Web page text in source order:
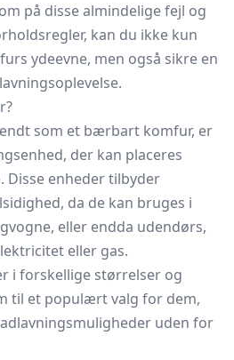
på disse almindelige fejl og
kan du ikke kun
ydeevne, men også sikre en
som et bærbart komfur, er
der kan placeres
Disse enheder tilbyder
da de kan bruges i
eller endda udendørs,
eller gas.
i forskellige størrelser og
til et populært valg for dem,
uden for